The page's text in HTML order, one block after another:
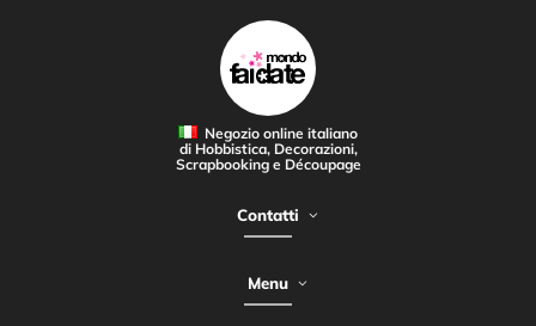
Negozio online italiano
di Hobbistica, Decorazioni,
Scrapbooking e Découpage
Contatti
Menu